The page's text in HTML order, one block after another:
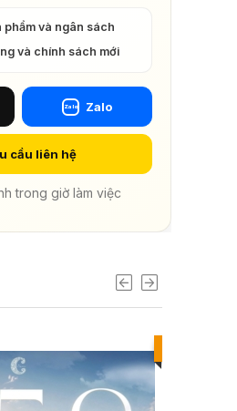
phẩm và ngân sách
và chính sách mới
Zalo Zalo
cầu liên hệ
trong giờ làm việc